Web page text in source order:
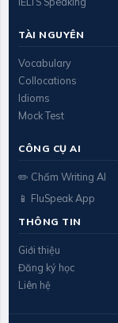
TÀI NGUYÊN
Vocabulary
Collocations
Idioms
Mock Test
CÔNG CỤ AI
✏️ Chấm Writing AI
📱 FluSpeak App
THÔNG TIN
Giới thiệu
Đăng ký học
Liên hệ